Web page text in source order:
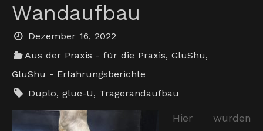
Wandaufbau
Dezember 16, 2022
Aus der Praxis - für die Praxis,GluShu,
GluShu - Erfahrungsberichte
Duplo,glue-U, Tragerandaufbau
Hier wurden